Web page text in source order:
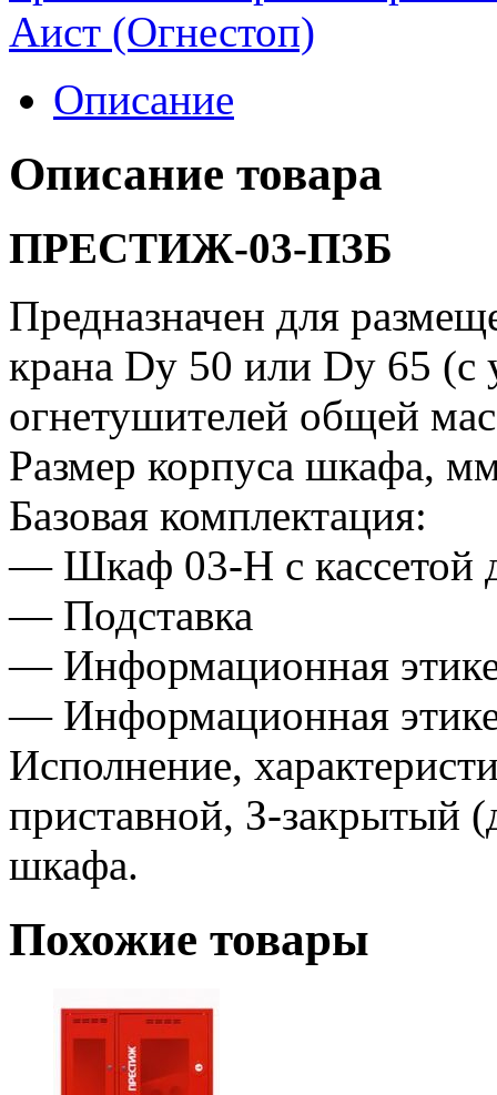
Аист (Огнестоп)
Описание
Описание товара
ПРЕСТИЖ-03-ПЗБ
Предназначен для
крана Dy 50 или Dy 65 (с
огнетушителей общей
Размер корпуса шкафа,
Базовая комплектация:
— Шкаф 03-Н с кассетой
— Подставка
— Информационная
— Информационная
Исполнение,
приставной, З-закрытый
шкафа.
Похожие товары